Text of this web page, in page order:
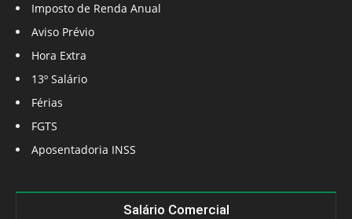
Imposto de Renda Anual
Aviso Prévio
Hora Extra
13º Salário
Férias
FGTS
Aposentadoria INSS
Salário Comercial